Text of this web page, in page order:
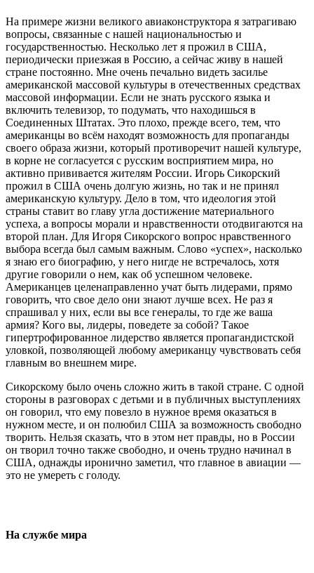
На примере жизни великого авиаконструктора я затрагиваю
вопросы, связанные с нашей национальностью и
государственностью. Несколько лет я прожил в США,
периодически приезжая в Россию, а сейчас живу в нашей
стране постоянно. Мне очень печально видеть засилье
американской массовой культуры в отечественных средствах
массовой информации. Если не знать русского языка и
включить телевизор, то подумать, что находишься в
Соединенных Штатах. Это плохо, прежде всего, тем, что
американцы во всём находят возможность для пропаганды
своего образа жизни, который противоречит нашей культуре,
в корне не согласуется с русским восприятием мира, но
активно прививается жителям России. Игорь Сикорский
прожил в США очень долгую жизнь, но так и не принял
американскую культуру. Дело в том, что идеология этой
страны ставит во главу угла достижение материального
успеха, а вопросы морали и нравственности отодвигаются на
второй план. Для Игоря Сикорского вопрос нравственного
выбора всегда был самым важным. Слово «успех», насколько
я знаю его биографию, у него нигде не встречалось, хотя
другие говорили о нем, как об успешном человеке.
Американцев целенаправленно учат быть лидерами, прямо
говорить, что свое дело они знают лучше всех. Не раз я
спрашивал у них, если вы все генералы, то где же ваша
армия? Кого вы, лидеры, поведете за собой? Такое
гипертрофированное лидерство является пропагандистской
уловкой, позволяющей любому американцу чувствовать себя
главным во внешнем мире.
Сикорскому было очень сложно жить в такой стране. С одной
стороны в разговорах с детьми и в публичных выступлениях
он говорил, что ему повезло в нужное время оказаться в
нужном месте, и он полюбил США за возможность свободно
творить. Нельзя сказать, что в этом нет правды, но в России
он творил точно также свободно, и очень трудно начинал в
США, однажды иронично заметил, что главное в авиации —
это не умереть с голоду.
На службе мира